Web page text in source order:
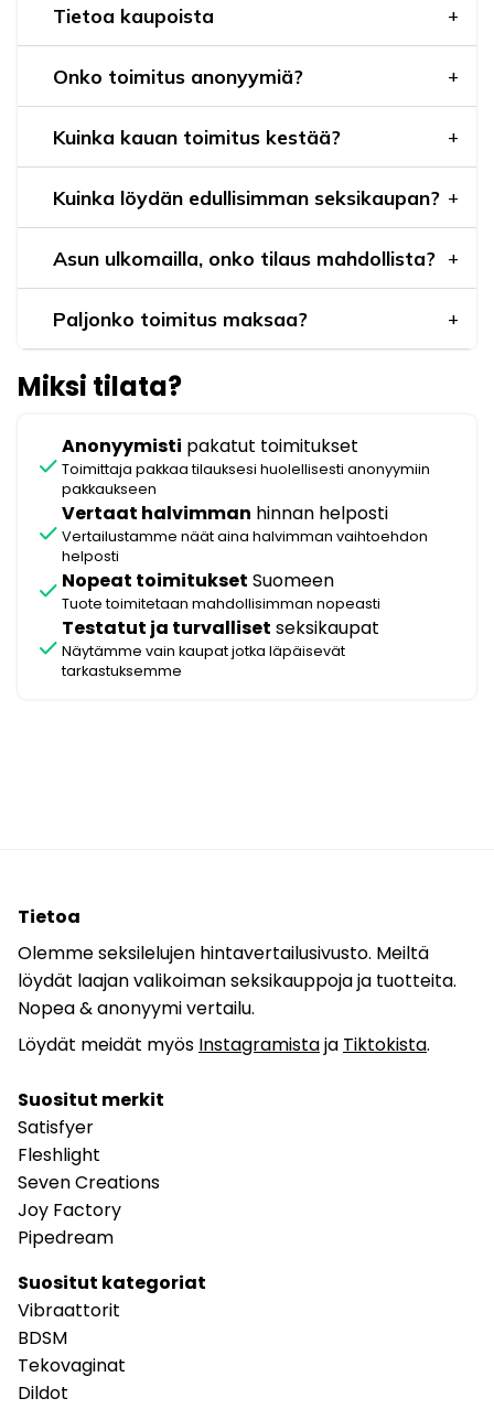
Tietoa kaupoista
Onko toimitus anonyymiä?
Kuinka kauan toimitus kestää?
Kuinka löydän edullisimman seksikaupan?
Asun ulkomailla, onko tilaus mahdollista?
Paljonko toimitus maksaa?
Miksi tilata?
check
Anonyymisti pakatut toimitukset
Toimittaja pakkaa tilauksesi huolellisesti anonyymiin
pakkaukseen
check
Vertaat halvimman hinnan helposti
Vertailustamme näät aina halvimman vaihtoehdon
helposti
check Nopeat toimitukset Suomeen
Tuote toimitetaan mahdollisimman nopeasti
check
Testatut ja turvalliset seksikaupat
Näytämme vain kaupat jotka läpäisevät
tarkastuksemme
Tietoa
Olemme seksilelujen hintavertailusivusto. Meiltä
löydät laajan valikoiman seksikauppoja ja tuotteita.
Nopea & anonyymi vertailu.
Löydät meidät myös Instagramistaja Tiktokista.
Suositut merkit
Satisfyer
Fleshlight
Seven Creations
Joy Factory
Pipedream
Suositut kategoriat
Vibraattorit
BDSM
Tekovaginat
Dildot